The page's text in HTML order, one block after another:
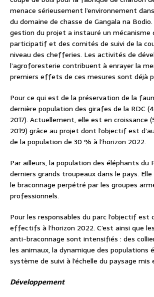
menace sérieusement l’environnement
du domaine de chasse de Gangala na Bodio.
gestion du projet a instauré un mécanisme
participatif et des comités de suivi de la
niveau des chefferies. Les activités de
l’agroforesterie contribuent à enrayer la
premiers effets de ces mesures sont déjà
Pour ce qui est de la préservation de la
dernière population des girafes de la RDC
2017). Actuellement, elle est en croissance
2019) grâce au projet dont l’objectif est
de la population de 30 % à l’horizon 2022.
Par ailleurs, la population des éléphants du
derniers grands troupeaux dans le pays.
le braconnage perpétré par les groupes
professionnels.
Pour les responsables du parc l’objectif est
effectifs à l’horizon 2022. C’est ainsi que
anti-braconnage sont intensifiés : des
les animaux, la dynamique des populations
système de suivi à l’échelle du paysage mis
Développement